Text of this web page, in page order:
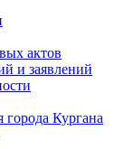
актов
и заявлений
города Кургана